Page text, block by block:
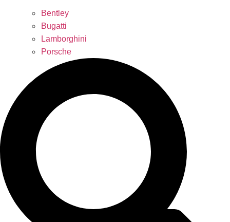
Bentley
Bugatti
Lamborghini
Porsche